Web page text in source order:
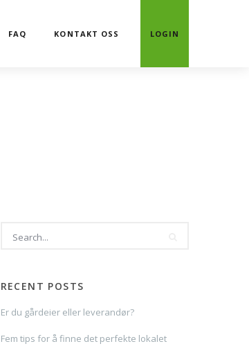
FAQ KONTAKT OSS LOGIN
RECENT POSTS
Er du gårdeier eller leverandør?
Fem tips for å finne det perfekte lokalet